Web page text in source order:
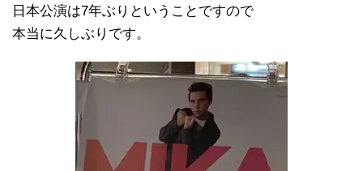
日本公演は7年ぶりということですので
本当に久しぶりです。